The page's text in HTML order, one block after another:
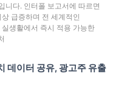
니다. 인터폴 보고서에 따르면
급증하며 전 세계적인
생활에서 즉시 적용 가능한
데이터 공유, 광고주 유출